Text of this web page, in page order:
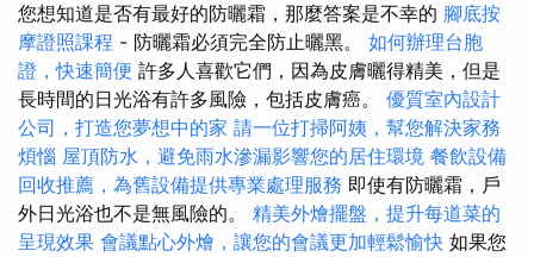
您想知道是否有最好的防曬霜，那麼答案是不幸的 腳底按
摩證照課程 - 防曬霜必須完全防止曬黑。 如何辦理台胞
證，快速簡便 許多人喜歡它們，因為皮膚曬得精美，但是
長時間的日光浴有許多風險，包括皮膚癌。 優質室內設計
公司，打造您夢想中的家 請一位打掃阿姨，幫您解決家務
煩惱 屋頂防水，避免雨水滲漏影響您的居住環境 餐飲設備
回收推薦，為舊設備提供專業處理服務 即使有防曬霜，戶
外日光浴也不是無風險的。 精美外燴擺盤，提升每道菜的
呈現效果 會議點心外燴，讓您的會議更加輕鬆愉快 如果您